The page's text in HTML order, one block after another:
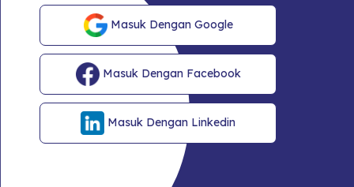
Masuk Dengan Google
Masuk Dengan Facebook
Masuk Dengan Linkedin